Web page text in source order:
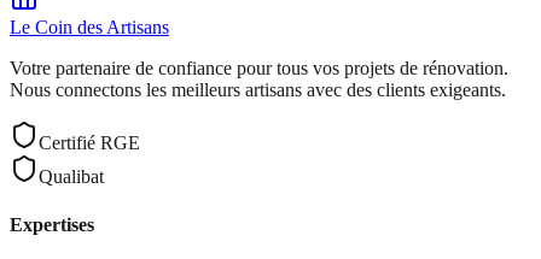
Le Coin desArtisans
Votre partenaire de confiance pour tous vos projets de rénovation.
Nous connectons les meilleurs artisans avec des clients exigeants.
Certifié RGE
Qualibat
Expertises